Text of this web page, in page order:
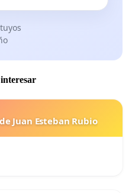
Juan Esteban Rubio